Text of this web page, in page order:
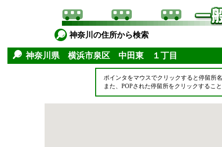
神奈川の住所から検索
神奈川県 横浜市泉区 中田東 １丁目
ポインタをマウスでクリックすると停留所
また、POPされた停留所をクリックするこ